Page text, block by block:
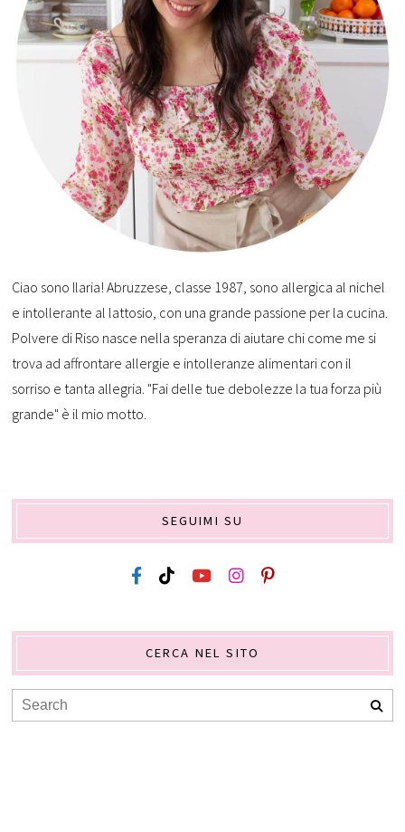
Ciao sono Ilaria! Abruzzese, classe 1987, sono allergica al nichel
e intollerante al lattosio, con una grande passione per la cucina.
Polvere di Riso nasce nella speranza di aiutare chi come me si
trova ad affrontare allergie e intolleranze alimentari con il
sorriso e tanta allegria. "Fai delle tue debolezze la tua forza più
grande" è il mio motto.
SEGUIMI SU
CERCA NEL SITO